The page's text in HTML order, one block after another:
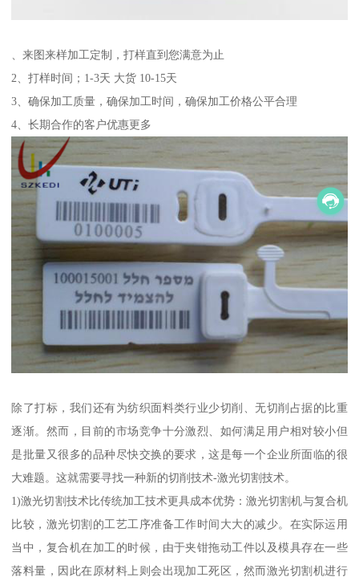
、来图来样加工定制，打样直到您满意为止
2、打样时间；1-3天 大货 10-15天
3、确保加工质量，确保加工时间，确保加工价格公平合理
4、长期合作的客户优惠更多
除了打标，我们还有为纺织面料类行业少切削、无切削占据的比重
逐渐。然而，目前的市场竞争十分激烈、如何满足用户相对较小但
是批量又很多的品种尽快交换的要求，这是每一个企业所面临的很
大难题。这就需要寻找一种新的切削技术-激光切割技术。
1)激光切割技术比传统加工技术更具成本优势：激光切割机与复合机
比较，激光切割的工艺工序准备工作时间大大的减少。在实际运用
当中，复合机在加工的时候，由于夹钳拖动工件以及模具存在一些
落料量，因此在原材料上则会出现加工死区，然而激光切割机进行